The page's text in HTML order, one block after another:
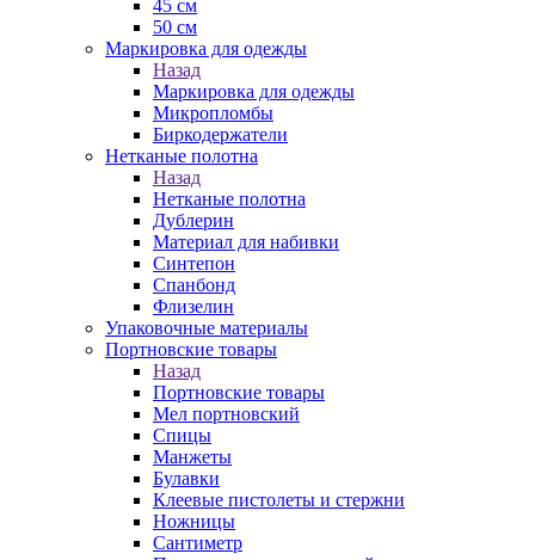
45 см
50 см
Маркировка для одежды
Назад
Маркировка для одежды
Микропломбы
Биркодержатели
Нетканые полотна
Назад
Нетканые полотна
Дублерин
Материал для набивки
Синтепон
Спанбонд
Флизелин
Упаковочные материалы
Портновские товары
Назад
Портновские товары
Мел портновский
Спицы
Манжеты
Булавки
Клеевые пистолеты и стержни
Ножницы
Сантиметр